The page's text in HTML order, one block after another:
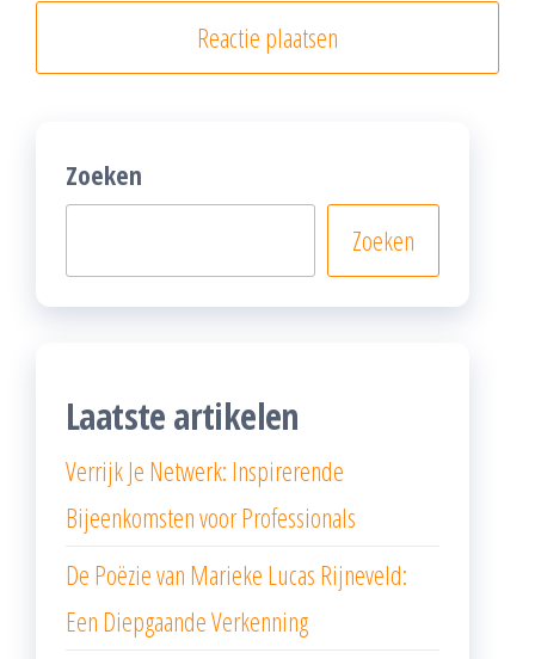
Zoeken
Zoeken
Laatste artikelen
Verrijk Je Netwerk: Inspirerende
Bijeenkomsten voor Professionals
De Poëzie van Marieke Lucas Rijneveld:
Een Diepgaande Verkenning